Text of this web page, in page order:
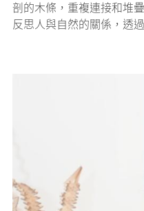
剖的木條，重複連接和堆
反思人與自然的關係，透